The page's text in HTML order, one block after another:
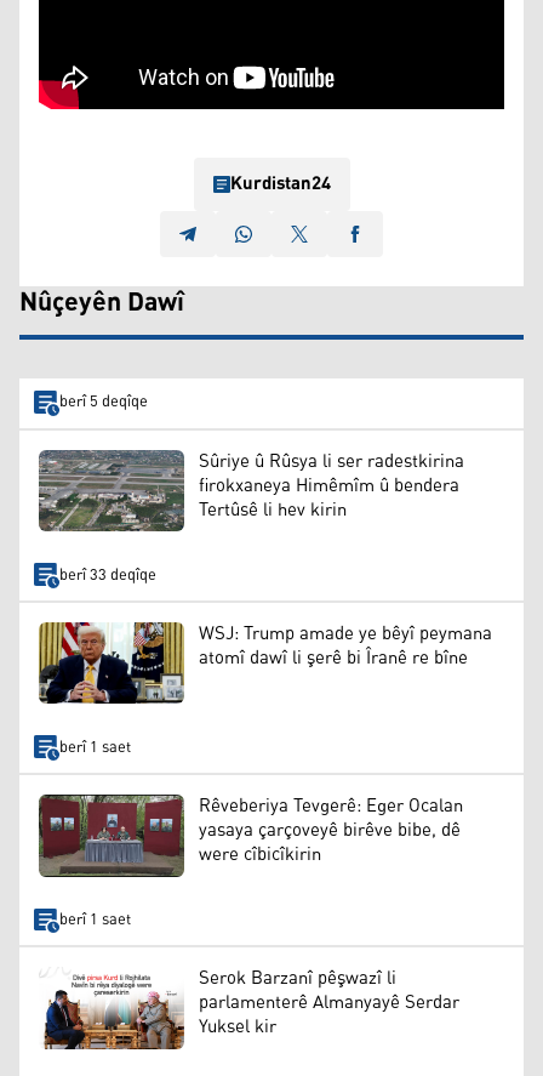
Kurdistan24
Nûçeyên Dawî
berî 5 deqîqe
Sûriye û Rûsya li ser radestkirina
firokxaneya Himêmîm û bendera
Tertûsê li hev kirin
berî 33 deqîqe
WSJ: Trump amade ye bêyî peymana
atomî dawî li şerê bi Îranê re bîne
berî 1 saet
Rêveberiya Tevgerê: Eger Ocalan
yasaya çarçoveyê birêve bibe, dê
were cîbicîkirin
berî 1 saet
Serok Barzanî pêşwazî li
parlamenterê Almanyayê Serdar
Yuksel kir